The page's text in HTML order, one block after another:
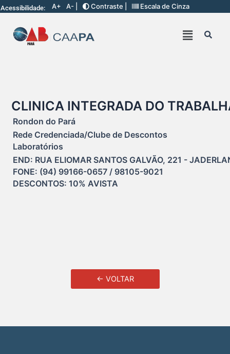
Acessibilidade: A+ A- | Contraste | Escala de Cinza
CLINICA INTEGRADA DO
Rondon do Pará
Rede Credenciada/Clube de Descontos
Laboratórios
END: RUA ELIOMAR SANTOS GALVÃO, 221 -
FONE: (94) 99166-0657 / 98105-9021
DESCONTOS: 10% AVISTA
← VOLTAR